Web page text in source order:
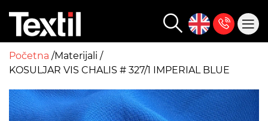
Početna Materijali
KOSULJAR VIS CHALIS # 327/1 IMPERIAL BLUE